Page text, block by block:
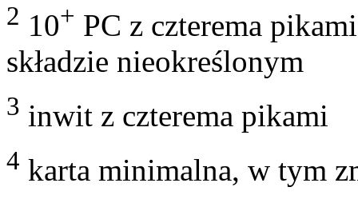
2 10+ PC z czterema
składzie nieokreślonym
3 inwit z czterema pikami
4 karta minimalna, w tym